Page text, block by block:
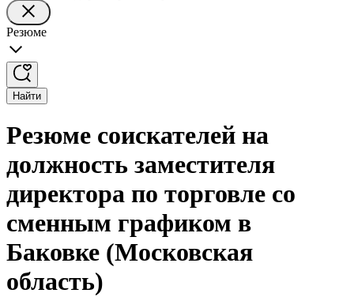
Резюме
Найти
Резюме соискателей на
должность заместителя
директора по торговле со
сменным графиком в
Баковке (Московская
область)